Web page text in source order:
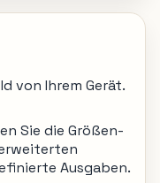
von Ihrem Gerät.
Sie die Größen-
Ausgaben.